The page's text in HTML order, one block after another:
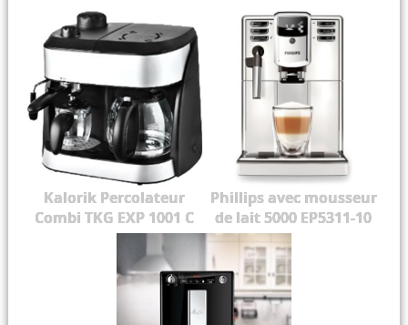
Kalorik Percolateur
Combi TKG EXP 1001 C
Phillips avec mousseur
de lait 5000 EP5311-10